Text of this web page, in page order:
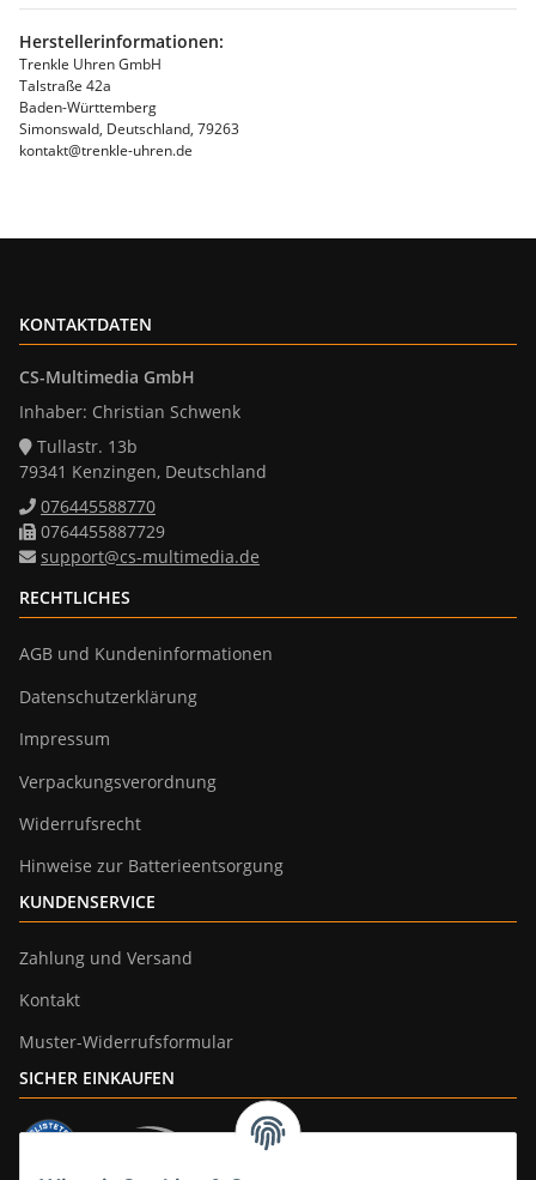
Herstellerinformationen:
Trenkle Uhren GmbH
Talstraße 42a
Baden-Württemberg
Simonswald, Deutschland, 79263
kontakt@trenkle-uhren.de
KONTAKTDATEN
CS-Multimedia GmbH
Inhaber: Christian Schwenk
Tullastr. 13b
79341 Kenzingen, Deutschland
076445588770
0764455887729
support@cs-multimedia.de
RECHTLICHES
AGB und Kundeninformationen
Datenschutzerklärung
Impressum
Verpackungsverordnung
Widerrufsrecht
Hinweise zur Batterieentsorgung
KUNDENSERVICE
Zahlung und Versand
Kontakt
Muster-Widerrufsformular
SICHER EINKAUFEN